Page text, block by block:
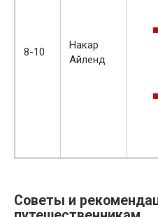
8-10
Накар
Айленд
Советы и